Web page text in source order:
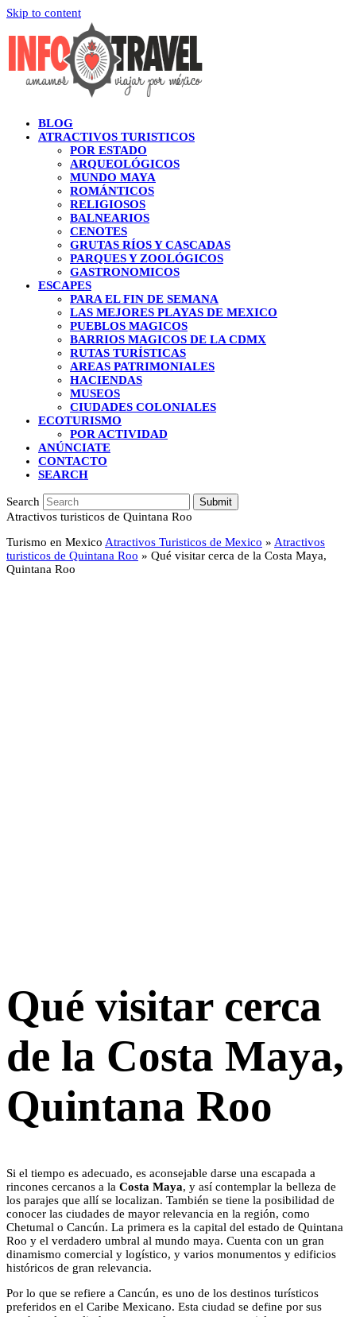
Skip to content
BLOG
ATRACTIVOS TURISTICOS
POR ESTADO
ARQUEOLÓGICOS
MUNDO MAYA
ROMÁNTICOS
RELIGIOSOS
BALNEARIOS
CENOTES
GRUTAS RÍOS Y CASCADAS
PARQUES Y ZOOLÓGICOS
GASTRONOMICOS
ESCAPES
PARA EL FIN DE SEMANA
LAS MEJORES PLAYAS DE MEXICO
PUEBLOS MAGICOS
BARRIOS MAGICOS DE LA CDMX
RUTAS TURÍSTICAS
AREAS PATRIMONIALES
HACIENDAS
MUSEOS
CIUDADES COLONIALES
ECOTURISMO
POR ACTIVIDAD
ANÚNCIATE
CONTACTO
SEARCH
Search Submit
Atractivos turisticos de Quintana Roo
Turismo en Mexico Atractivos Turisticos de Mexico » Atractivos
turisticos de Quintana Roo » Qué visitar cerca de la Costa Maya,
Quintana Roo
Qué visitar cerca
de la Costa Maya,
Quintana Roo
Si el tiempo es adecuado, es aconsejable darse una escapada a
rincones cercanos a la Costa Maya, y así contemplar la belleza de
los parajes que allí se localizan. También se tiene la posibilidad de
conocer las ciudades de mayor relevancia en la región, como
Chetumal o Cancún. La primera es la capital del estado de Quintana
Roo y el verdadero umbral al mundo maya. Cuenta con un gran
dinamismo comercial y logístico, y varios monumentos y edificios
históricos de gran relevancia.
Por lo que se refiere a Cancún, es uno de los destinos turísticos
preferidos en el Caribe Mexicano. Esta ciudad se define por sus